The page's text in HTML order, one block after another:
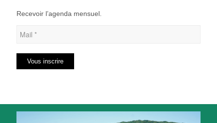
Recevoir l’agenda mensuel.